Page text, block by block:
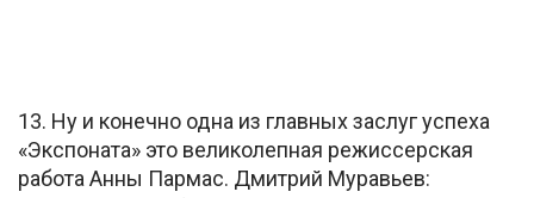
13. Ну и конечно одна из главных заслуг успеха
«Экспоната» это великолепная режиссерская
работа Анны Пармас. Дмитрий Муравьев: